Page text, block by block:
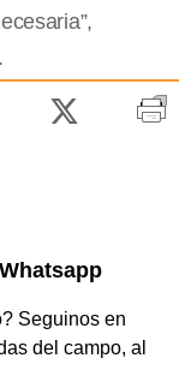
Seguinos en
del campo, al